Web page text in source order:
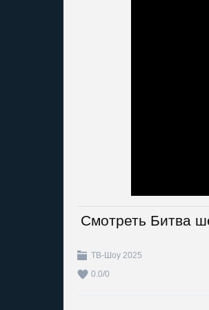
Смотреть Битва
ТВ-Шоу 2025
0.0/0